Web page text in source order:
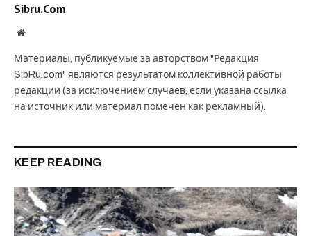
Sibru.Com
Website
Материалы, публикуемые за авторством "Редакция
SibRu.com" являются результатом коллективной работы
редакции (за исключением случаев, если указана ссылка
на источник или материал помечен как рекламный).
KEEP READING